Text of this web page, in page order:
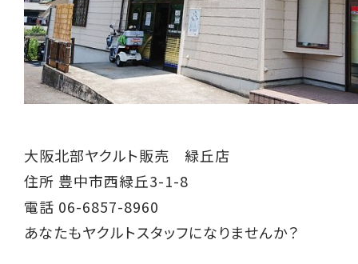
大阪北部ヤクルト販売 緑丘店
住所 豊中市西緑丘3-1-8
電話 06-6857-8960
あなたもヤクルトスタッフになりませんか？